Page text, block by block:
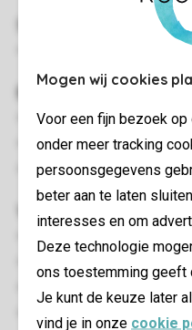
Mogen wij cookies
Voor een fijn bezoek
onder meer tracking
persoonsgegevens
beter aan te laten
interesses en om
Deze technologie
ons toestemming geeft
Je kunt de keuze later
vind je in onze cookie
Zes slaapkamers met 2-
Buiten
Terras
Terrasmeubilair
Maximaal twee auto's
Woon-/eetkamer